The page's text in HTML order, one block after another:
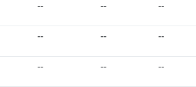
-- -- --
-- -- --
-- -- --